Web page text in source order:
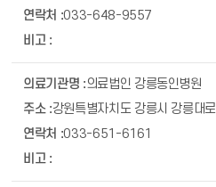
033-648-9557
의료법인 강릉동인병원
강원특별자치도 강릉시 강릉
033-651-6161